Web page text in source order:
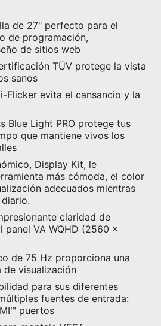
de 27" perfecto para el
de programación,
de sitios web
TÜV protege la vista
sanos
Flicker evita el cansancio y la
Blue Light PRO protege tus
que mantiene vivos los
Display Kit, le
más cómoda, el color
adecuados mientras
claridad de
panel VA WQHD (2560 x
de 75 Hz proporciona una
de visualización
para sus diferentes
fuentes de entrada:
puertos